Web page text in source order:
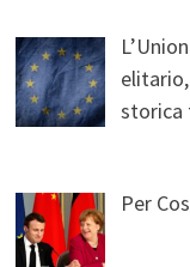
storica
Per